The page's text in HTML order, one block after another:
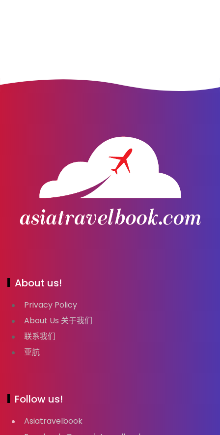
About us!
Privacy Policy
About Us 关于我们
联系我们
亚航
Follow us!
Asiatravelbook